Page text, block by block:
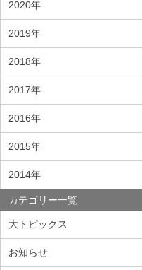
2020年
2019年
2018年
2017年
2016年
2015年
2014年
カテゴリー一覧
大トピックス
お知らせ